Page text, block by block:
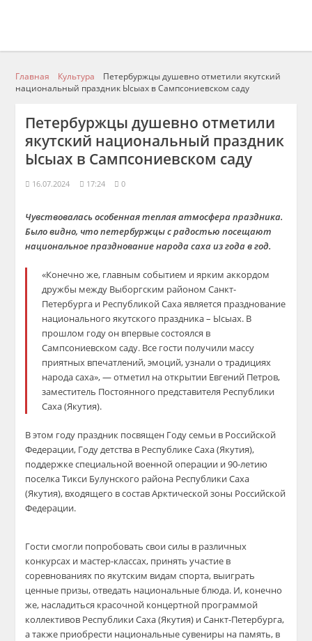
Главная Культура
Петербуржцы душевно отметили якутский
национальный праздник Ысыах в Сампсониевском саду
Петербуржцы душевно отметили
якутский национальный праздник
Ысыах в Сампсониевском саду
16.07.2024 17:24 0
Чувствовалась особенная теплая атмосфера праздника.
Было видно, что петербуржцы с радостью посещают
национальное празднование народа саха из года в год.
«Конечно же, главным событием и ярким аккордом
дружбы между Выборгским районом Санкт-
Петербурга и Республикой Саха является празднование
национального якутского праздника – Ысыах. В
прошлом году он впервые состоялся в
Сампсониевском саду. Все гости получили массу
приятных впечатлений, эмоций, узнали о традициях
народа саха», — отметил на открытии Евгений Петров,
заместитель Постоянного представителя Республики
Саха (Якутия).
В этом году праздник посвящен Году семьи в Российской
Федерации, Году детства в Республике Саха (Якутия),
поддержке специальной военной операции и 90-летию
поселка Тикси Булунского района Республики Саха
(Якутия), входящего в состав Арктической зоны Российской
Федерации.
Гости смогли попробовать свои силы в различных
конкурсах и мастер-классах, принять участие в
соревнованиях по якутским видам спорта, выиграть
ценные призы, отведать национальные блюда. И, конечно
же, насладиться красочной концертной программой
коллективов Республики Саха (Якутия) и Санкт-Петербурга,
а также приобрести национальные сувениры на память, в